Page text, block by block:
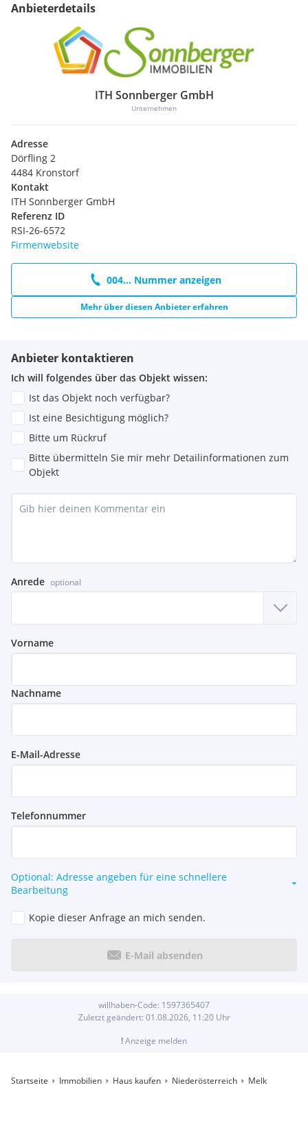
Anbieterdetails
ITH Sonnberger GmbH
Unternehmen
Adresse
Dörfling 2
4484 Kronstorf
Kontakt
ITH Sonnberger GmbH
Referenz ID
RSI-26-6572
Firmenwebsite
004... Nummer anzeigen
Mehr über diesen Anbieter erfahren
Anbieter kontaktieren
Ich will folgendes über das Objekt wissen:
Ist das Objekt noch verfügbar?
Ist eine Besichtigung möglich?
Bitte um Rückruf
Bitte übermitteln Sie mir mehr Detailinformationen zum
Objekt
Anrede optional
Vorname
Nachname
E-Mail-Adresse
Telefonnummer
Optional: Adresse angeben für eine schnellere
Bearbeitung
Kopie dieser Anfrage an mich senden.
E-Mail absenden
willhaben-Code: 1597365407
Zuletzt geändert: 01.08.2026, 11:20Uhr
!Anzeige melden
Startseite Immobilien Haus kaufen Niederösterreich Melk